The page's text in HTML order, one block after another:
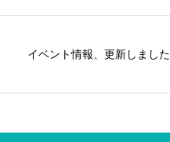
イベント情報、更新しました